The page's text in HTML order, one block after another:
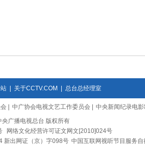
| 关于CCTV.COM 总台总经理室
中广协会电视文艺工作委员会
中央新闻纪录电
央广播电视总台 版权所有
网络文化经营许可证文网文[2010]024号
新出网证（京）字098号 中国互联网视听节目服务自